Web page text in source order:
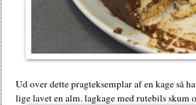
Ud over dette pragteksemplar af en kage så
lige lavet en alm. lagkage med rutebils